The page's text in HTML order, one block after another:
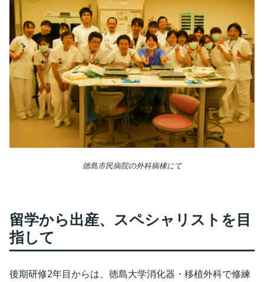
徳島市民病院の外科病棟にて
留学から出産、スペシャリストを目
指して
後期研修2年目からは、徳島大学消化器・移植外科で修練